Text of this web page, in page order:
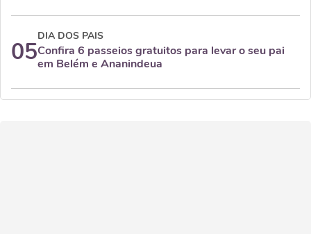
05
DIA DOS PAIS
Confira 6 passeios gratuitos para levar o seu pai
em Belém e Ananindeua